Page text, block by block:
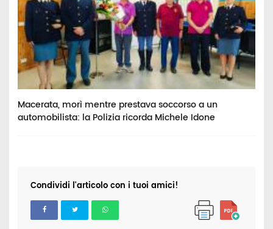
Macerata, morì mentre prestava soccorso a un
automobilista: la Polizia ricorda Michele Idone
Condividi l'articolo con i tuoi amici!